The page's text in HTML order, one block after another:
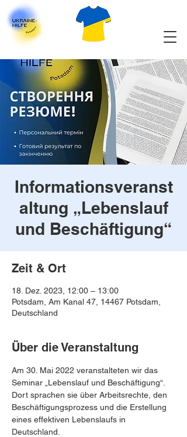
Informationsveranst
altung „Lebenslauf
und Beschäftigung“
Zeit & Ort
18. Dez. 2023, 12:00 – 13:00
Potsdam, Am Kanal 47, 14467 Potsdam,
Deutschland
Über die Veranstaltung
Am 30. Mai 2022 veranstalteten wir das
Seminar „Lebenslauf und Beschäftigung“.
Dort sprachen sie über Arbeitsrechte, den
Beschäftigungsprozess und die Erstellung
eines effektiven Lebenslaufs in
Deutschland.